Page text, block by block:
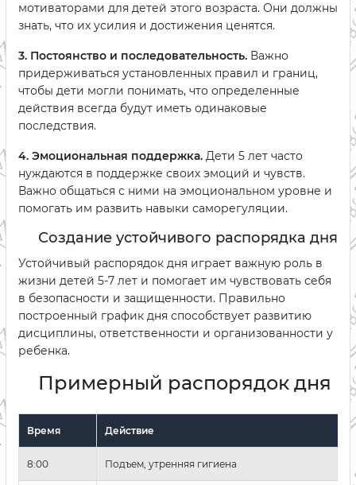
мотиваторами для детей этого возраста. Они должны
знать, что их усилия и достижения ценятся.
3. Постоянство и последовательность. Важно
придерживаться установленных правил и границ,
чтобы дети могли понимать, что определенные
действия всегда будут иметь одинаковые
последствия.
4. Эмоциональная поддержка. Дети 5 лет часто
нуждаются в поддержке своих эмоций и чувств.
Важно общаться с ними на эмоциональном уровне и
помогать им развить навыки саморегуляции.
Создание устойчивого распорядка дня
Устойчивый распорядок дня играет важную роль в
жизни детей 5-7 лет и помогает им чувствовать себя
в безопасности и защищенности. Правильно
построенный график дня способствует развитию
дисциплины, ответственности и организованности у
ребенка.
Примерный распорядок дня
Время Действие
8:00 Подъем, утренняя гигиена